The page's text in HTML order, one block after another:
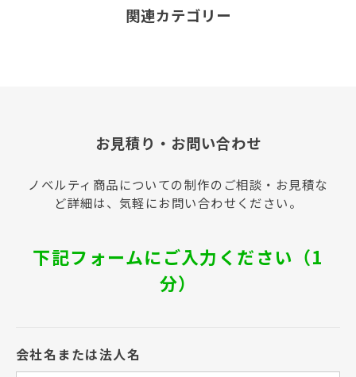
関連カテゴリー
お見積り・お問い合わせ
ノベルティ商品についての制作のご相談・お見積な
ど詳細は、気軽にお問い合わせください。
下記フォームにご入力ください（1
分）
会社名または法人名